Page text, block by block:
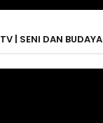
| SENI DAN BUDAYA